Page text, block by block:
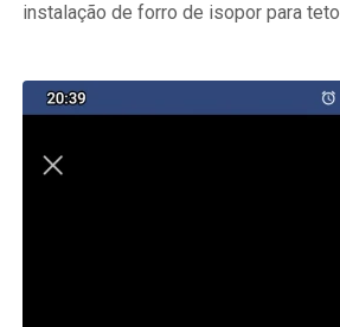
instalação de forro de isopor para teto